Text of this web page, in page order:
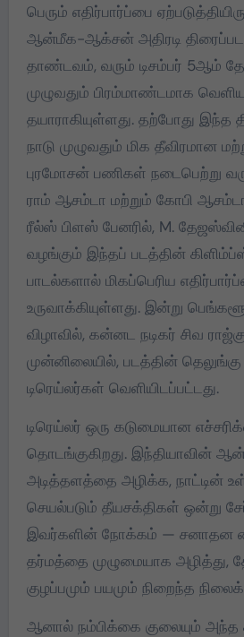
பெரும் எதிர்பார்ப்பை
ஆன்மீக-ஆக்சன் அதிரடி
தாண்டவம், வரும் டிசம்பர் 5ஆம்
முழுவதும் பிரம்மாண்டமாக
தயாராகியுள்ளது. தற்போது இந்த
நாடு முழுவதும் மிக தீவிரமான
புரமோசன் பணிகள் நடைபெற்று
ராம் ஆசம்டா மற்றும் கோபி ஆசம்டா
ரீல்ஸ் பிளஸ் பேனரில், M.
வழங்கும் இந்தப் படத்தின்
பாடல்களால் மிகப்பெரிய
உருவாக்கியுள்ளது. இன்று
விழாவில், கன்னட நடிகர் சிவ
முன்னிலையில், படத்தின் தெலுங்கு
டிரெய்லர்கள் வெளியிடப்பட்டது.
டிரெய்லர் ஒரு கடுமையான
தொடங்குகிறது. இந்தியாவின்
அடித்தளத்தை அழிக்க, நாட்டின்
செயல்படும் தீயசக்திகள் ஒன்று
இவர்களின் நோக்கம் — சனாதன
தர்மத்தை முழுமையாக அழித்து,
குழப்பமும் பயமும் நிறைந்த
ஆனால் நம்பிக்கை குலையும்